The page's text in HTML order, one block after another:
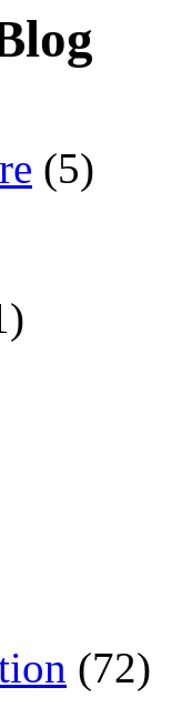
(5)
(72)